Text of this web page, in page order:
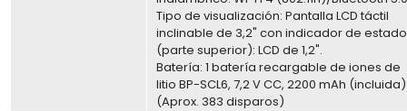
Tipo de visualización: Pantalla LCD táctil
inclinable de 3,2" con indicador de estado
(parte superior): LCD de 1,2".
Batería: 1 batería recargable de iones de
litio BP-SCL6, 7,2 V CC, 2200 mAh (incluida)
(Aprox. 383 disparos)